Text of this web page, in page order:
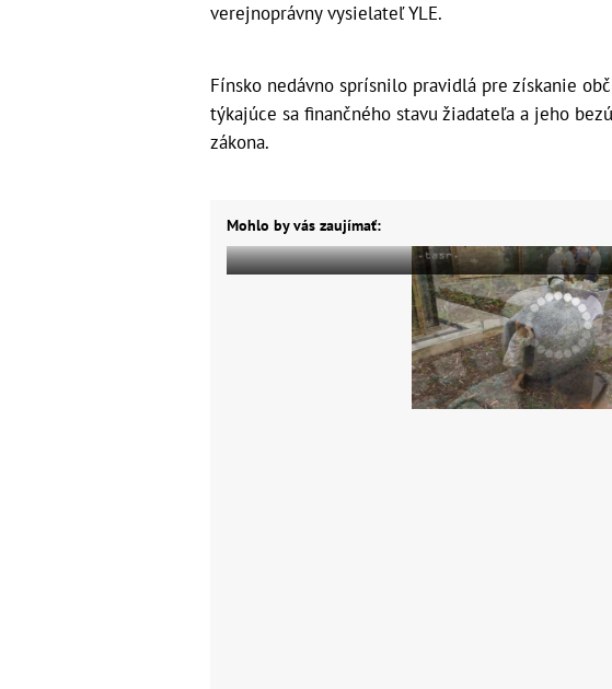
verejnoprávny vysielateľ YLE.
Fínsko nedávno sprísnilo pravidlá pre získanie
týkajúce sa finančného stavu žiadateľa a jeho
zákona.
Mohlo by vás zaujímať: